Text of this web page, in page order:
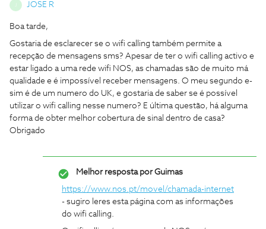
JOSE R
Boa tarde,
Gostaria de esclarecer se o wifi calling também permite a
recepção de mensagens sms? Apesar de ter o wifi calling activo e
estar ligado a uma rede wifi NOS, as chamadas são de muito má
qualidade e é impossível receber mensagens. O meu segundo e-
sim é de um numero do UK, e gostaria de saber se é possível
utilizar o wifi calling nesse numero? E última questão, há alguma
forma de obter melhor cobertura de sinal dentro de casa?
Obrigado
Melhor resposta porGuimas
https://www.nos.pt/movel/chamada-internet
- sugiro leres esta página com as informações
do wifi calling.